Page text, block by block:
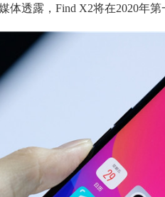
体透露，Find X2将在2020年第